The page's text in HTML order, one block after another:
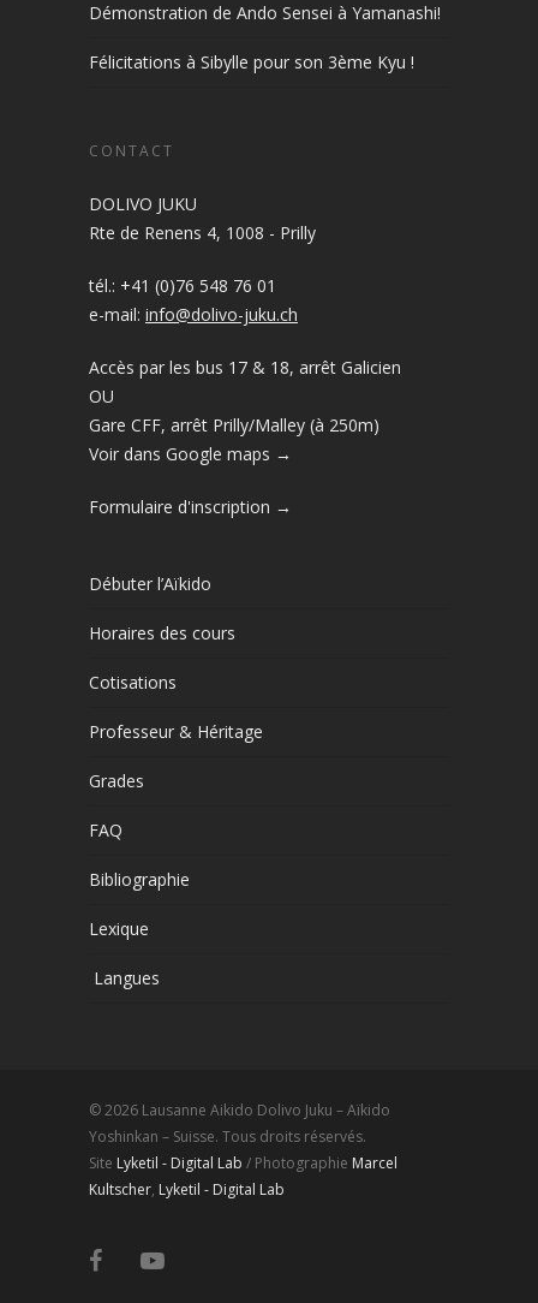
Démonstration de Ando Sensei à Yamanashi!
Félicitations à Sibylle pour son 3ème Kyu !
CONTACT
DOLIVO JUKU
Rte de Renens 4, 1008 - Prilly
tél.: +41 (0)76 548 76 01
e-mail: info@dolivo-juku.ch
Accès par les bus 17 & 18, arrêt Galicien
OU
Gare CFF, arrêt Prilly/Malley (à 250m)
Voir dans Google maps →
Formulaire d'inscription →
Débuter l’Aïkido
Horaires des cours
Cotisations
Professeur & Héritage
Grades
FAQ
Bibliographie
Lexique
Langues
© 2026 Lausanne Aikido Dolivo Juku – Aïkido
Yoshinkan – Suisse. Tous droits réservés.
Site Lyketil - Digital Lab / Photographie Marcel
Kultscher, Lyketil - Digital Lab